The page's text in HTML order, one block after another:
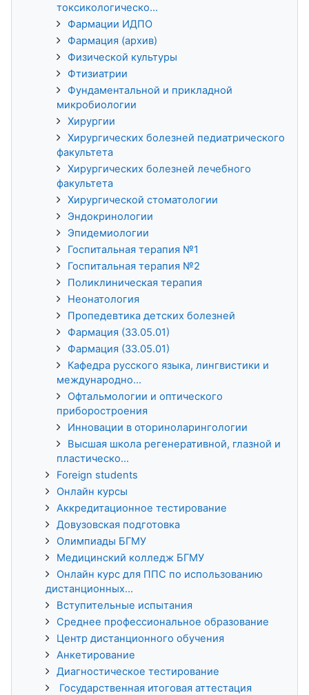
токсикологическо...
Фармации ИДПО
Фармация (архив)
Физической культуры
Фтизиатрии
Фундаментальной и прикладной
микробиологии
Хирургии
Хирургических болезней педиатрического
факультета
Хирургических болезней лечебного
факультета
Хирургической стоматологии
Эндокринологии
Эпидемиологии
Госпитальная терапия №1
Госпитальная терапия №2
Поликлиническая терапия
Неонатология
Пропедевтика детских болезней
Фармация (33.05.01)
Фармация (33.05.01)
Кафедра русского языка, лингвистики и
международно...
Офтальмологии и оптического
приборостроения
Инновации в оториноларингологии
Высшая школа регенеративной, глазной и
пластическо...
Foreign students
Онлайн курсы
Аккредитационное тестирование
Довузовская подготовка
Олимпиады БГМУ
Медицинский колледж БГМУ
Онлайн курс для ППС по использованию
дистанционных...
Вступительные испытания
Среднее профессиональное образование
Центр дистанционного обучения
Анкетирование
Диагностическое тестирование
Государственная итоговая аттестация